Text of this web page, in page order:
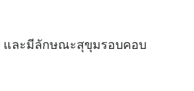
และมีลักษณะสุขุมรอบคอบ